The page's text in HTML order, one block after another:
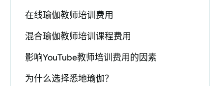
在线瑜伽教师培训费用
混合瑜伽教师培训课程费用
影响YouTube教师培训费用的因素
为什么选择悉地瑜伽？